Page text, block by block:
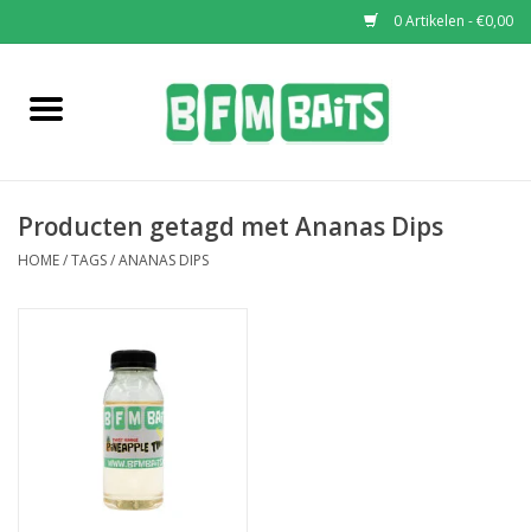
0 Artikelen - €0,00
Home
Soaks & Dips
Bucket Deals
Producten getagd met Ananas Dips
HOME/TAGS/ANANAS DIPS